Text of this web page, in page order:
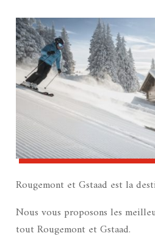
Rougemont et Gstaad est la
Nous vous proposons les
tout Rougemont et Gstaad.